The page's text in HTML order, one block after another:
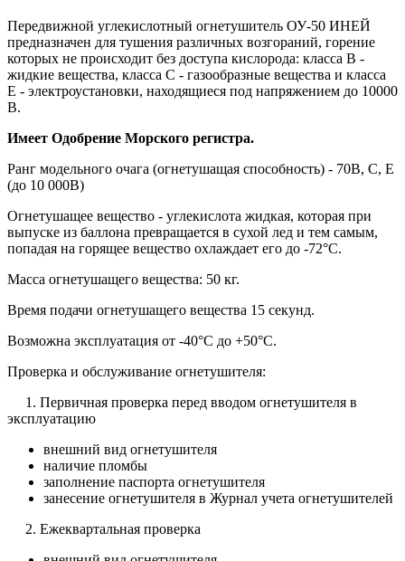
Передвижной углекислотный огнетушитель ОУ-50 ИНЕЙ
предназначен для тушения различных возгораний, горение
которых не происходит без доступа кислорода: класса В -
жидкие вещества, класса С - газообразные вещества и класса
Е - электроустановки, находящиеся под напряжением до 10000
В.
Имеет Одобрение Морского регистра.
Ранг модельного очага (огнетушащая способность) - 70В, С, Е
(до 10 000В)
Огнетушащее вещество - углекислота жидкая, которая при
выпуске из баллона превращается в сухой лед и тем самым,
попадая на горящее вещество охлаждает его до -72°C.
Масса огнетушащего вещества: 50 кг.
Время подачи огнетушащего вещества 15 секунд.
Возможна эксплуатация от -40°C до +50°C.
Проверка и обслуживание огнетушителя:
1. Первичная проверка перед вводом огнетушителя в
эксплуатацию
внешний вид огнетушителя
наличие пломбы
заполнение паспорта огнетушителя
занесение огнетушителя в Журнал учета огнетушителей
2. Ежеквартальная проверка